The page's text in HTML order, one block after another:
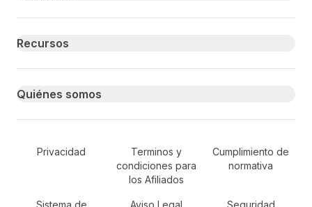
Recursos
Quiénes somos
Secondary Footer Navigation
Privacidad
Terminos y
condiciones para
los Afiliados
Cumplimiento de
normativa
Sistema de Aviso Legal Seguridad